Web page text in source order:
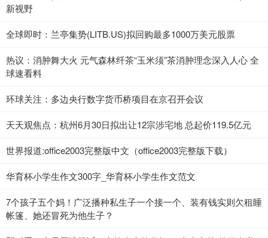
新视野
全球即时：兰亭集势(LITB.US)拟回购最多1000万美元股票
热议：消肿舞大火 元气森林纤茶“玉米须”茶消肿理念深入人心 全
球速看料
环球关注：多边央行数字货币桥项目在京召开会议
天天观焦点：杭州6月30日拟出让12宗涉宅地 总起价119.5亿元
世界报道:office2003完整版中文（office2003完整版下载）
华育杯小学生作文300字_华育杯小学生作文范文
7个孩子五个妈！广泛播种私生子一个接一个、装有钱实则欠租睡
帐篷、她还冒死为他生子？